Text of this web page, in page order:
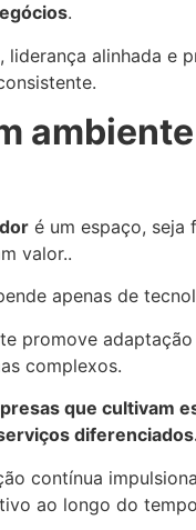
.
liderança alinhada e
é um espaço, seja
valor..
apenas de
promove
complexos.
que cultivam
contínua
ao longo do